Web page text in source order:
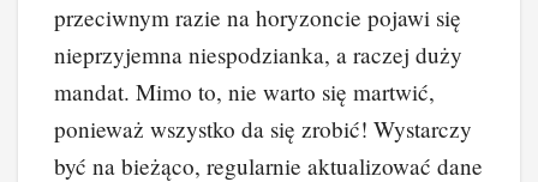
przeciwnym razie na horyzoncie pojawi się
nieprzyjemna niespodzianka, a raczej duży
mandat. Mimo to, nie warto się martwić,
ponieważ wszystko da się zrobić! Wystarczy
być na bieżąco, regularnie aktualizować dane